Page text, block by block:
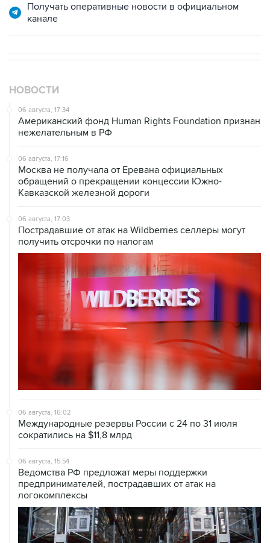
Получать оперативные новости в официальном
канале
НОВОСТИ
06 августа, 17:34
Американский фонд Human Rights Foundation признан
нежелательным в РФ
06 августа, 17:16
Москва не получала от Еревана официальных
обращений о прекращении концессии Южно-
Кавказской железной дороги
06 августа, 17:03
Пострадавшие от атак на Wildberries селлеры могут
получить отсрочки по налогам
06 августа, 16:02
Международные резервы России с 24 по 31 июля
сократились на $11,8 млрд
06 августа, 15:54
Ведомства РФ предложат меры поддержки
предпринимателей, пострадавших от атак на
логокомплексы